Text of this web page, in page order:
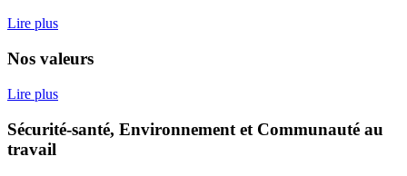
Lire plus
Nos valeurs
Lire plus
Sécurité-santé, Environnement et Communauté au
travail